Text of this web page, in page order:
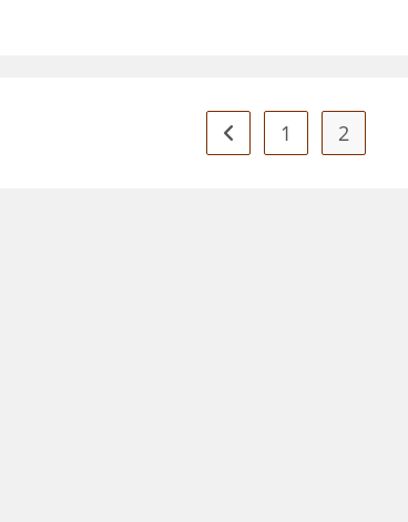
Gehe zur vorherigen Seite
1 2